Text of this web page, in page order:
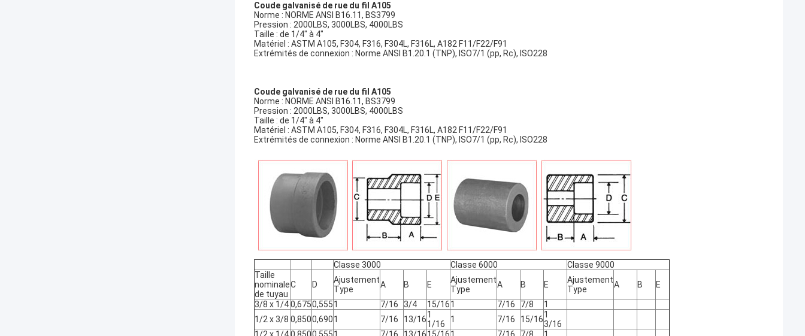
Coude galvanisé de rue du fil A105
Norme : NORME ANSI B16.11, BS3799
Pression : 2000LBS, 3000LBS, 4000LBS
Taille : de 1/4" à 4"
Matériel : ASTM A105, F304, F316, F304L, F316L, A182 F11/F22/F91
Extrémités de connexion : Norme ANSI B1.20.1 (TNP), ISO7/1 (pp, Rc), ISO228
Coude galvanisé de rue du fil A105
Norme : NORME ANSI B16.11, BS3799
Pression : 2000LBS, 3000LBS, 4000LBS
Taille : de 1/4" à 4"
Matériel : ASTM A105, F304, F316, F304L, F316L, A182 F11/F22/F91
Extrémités de connexion : Norme ANSI B1.20.1 (TNP), ISO7/1 (pp, Rc), ISO228
Classe 3000 Classe 6000
Classe 9000
Taille
nominale
de tuyau
C D
Ajustement
Type
A B E
Ajustement
Type
A B E
Ajustement
Type
A B E
3/8 x 1/40,6750,5551 7/16 3/4 15/161 7/16 7/8
1
1/2 x 3/8 0,8500,6901 7/16 13/161
1/16
1 7/16 15/161
3/16